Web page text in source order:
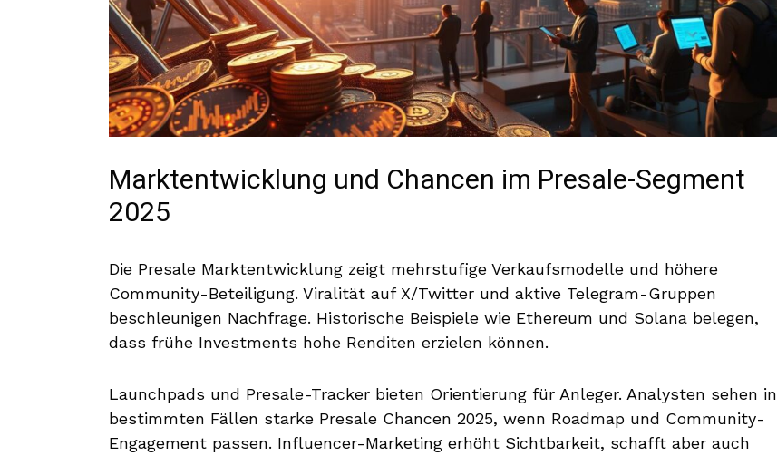
Marktentwicklung und Chancen im Presale-Segment
2025
Die Presale Marktentwicklung zeigt mehrstufige Verkaufsmodelle und höhere
Community-Beteiligung. Viralität auf X/Twitter und aktive Telegram-Gruppen
beschleunigen Nachfrage. Historische Beispiele wie Ethereum und Solana belegen,
dass frühe Investments hohe Renditen erzielen können.
Launchpads und Presale-Tracker bieten Orientierung für Anleger. Analysten sehen in
bestimmten Fällen starke Presale Chancen 2025, wenn Roadmap und Community-
Engagement passen. Influencer-Marketing erhöht Sichtbarkeit, schafft aber auch